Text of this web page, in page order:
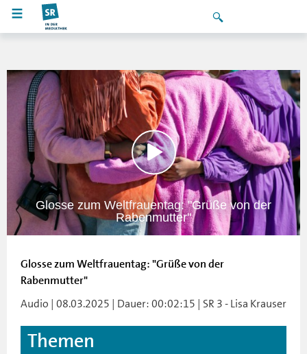
Glosse zum Weltfrauentag: "Grüße von der
Rabenmutter"
Glosse zum Weltfrauentag: "Grüße von der
Rabenmutter"
Audio | 08.03.2025 | Dauer: 00:02:15 | SR 3 - Lisa Krauser
Themen